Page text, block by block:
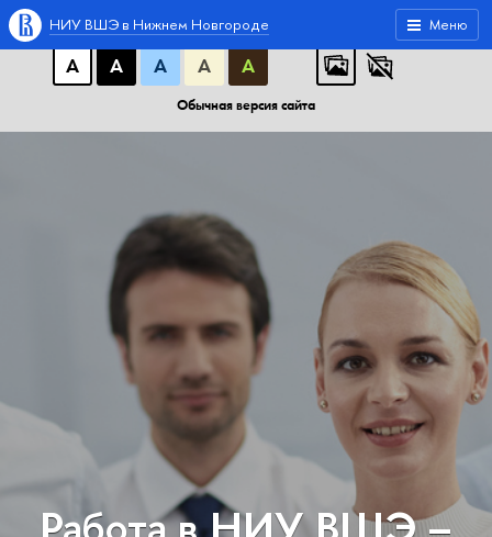
A A A АБB
АБB
А
А А А А
Обычная версия сайта
Меню
НИУ ВШЭ в Нижнем Новгороде